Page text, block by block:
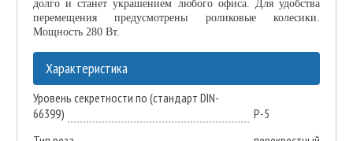
долго и станет украшением любого офиса. Для удобства
перемещения предусмотрены роликовые колесики.
Мощность 280 Вт.
Характеристика
Уровень секретности по (стандарт DIN-
66399)
P-5